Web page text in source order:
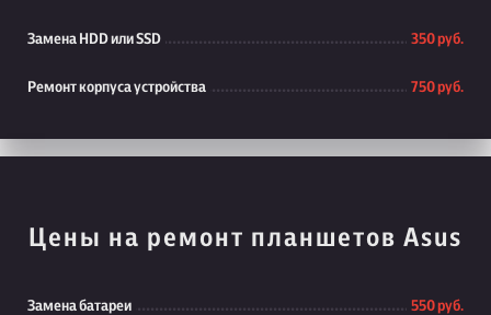
Замена HDD или SSD 350 руб.
Ремонт корпуса устройства 750 руб.
Цены на ремонт планшетов Asus
Замена батареи 550 руб.